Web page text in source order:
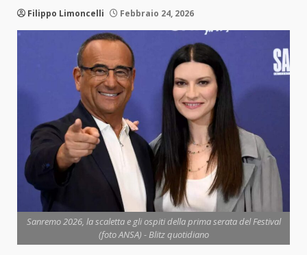
Filippo Limoncelli Febbraio 24, 2026
Sanremo 2026, la scaletta e gli ospiti della prima serata del Festival
(foto ANSA) - Blitz quotidiano